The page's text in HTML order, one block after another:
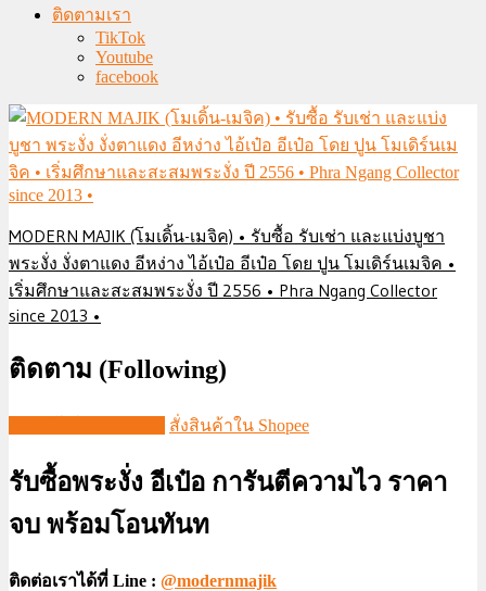
ติดตามเรา
TikTok
Youtube
facebook
MODERN MAJIK (โมเดิ้น-เมจิค) • รับซื้อ รับเช่า และแบ่งบูชา
พระงั่ง งั่งตาแดง อีหง่าง ไอ้เป๋อ อีเป๋อ โดย ปูน โมเดิร์นเมจิค •
เริ่มศึกษาและสะสมพระงั่ง ปี 2556 • Phra Ngang Collector
since 2013 •
ติดตาม (Following)
สั่งสินค้าใน Shopee
รับซื้อพระงั่ง อีเป๋อ การันตีความไว ราคา
จบ พร้อมโอนทันท
ติดต่อเราได้ที่ Line : @modernmajik